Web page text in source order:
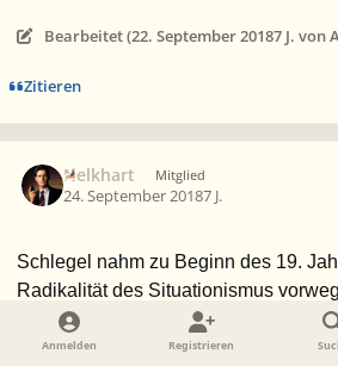
Bearbeitet (22. September 20187 J. von
Zitieren
Nelkhart Mitglied
24. September 20187 J.
Schlegel nahm zu Beginn des 19.
Radikalität des Situationismus
Menschen im Mittelpunkt. Aber nach
die Weltpoësie ein autonomes
Anmelden Registrieren